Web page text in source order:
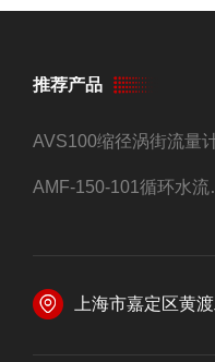
推荐产品
AVS100缩径涡街流量
AMF-
上海市嘉定区黄